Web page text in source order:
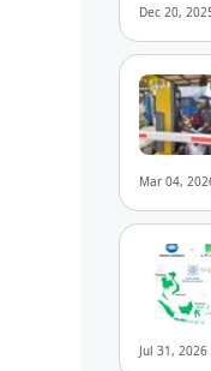
Dec 20,
Mar 04,
Jul 31,